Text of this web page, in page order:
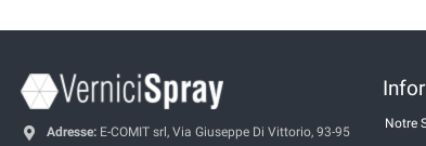
Adresse: E-COMIT srl, Via Giuseppe Di Vittorio, 93-95
Notre